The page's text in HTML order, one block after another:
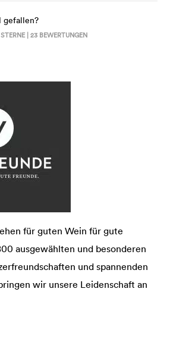
gefallen?
STERNE | 23 BEWERTUNGEN
für guten Wein für gute
ausgewählten und besonderen
und spannenden
wir unsere Leidenschaft an